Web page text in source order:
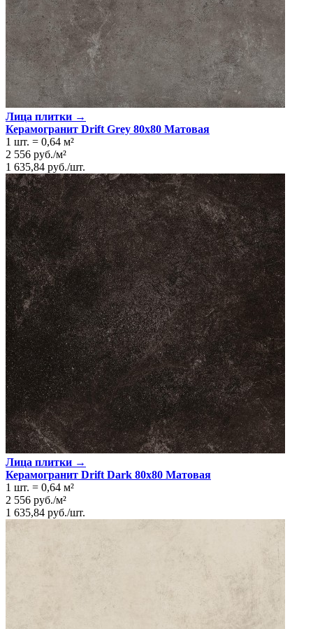
Лица плитки →
Керамогранит Drift Grey 80x80 Матовая
1 шт. = 0,64 м²
2 556 руб./м²
1 635,84 руб./шт.
Лица плитки →
Керамогранит Drift Dark 80x80 Матовая
1 шт. = 0,64 м²
2 556 руб./м²
1 635,84 руб./шт.